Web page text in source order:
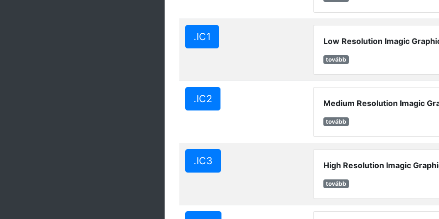
.IC1 Low Resolution Imagic
tovább
.IC2 Medium Resolution Imagic
tovább
.IC3 High Resolution Imagic
tovább